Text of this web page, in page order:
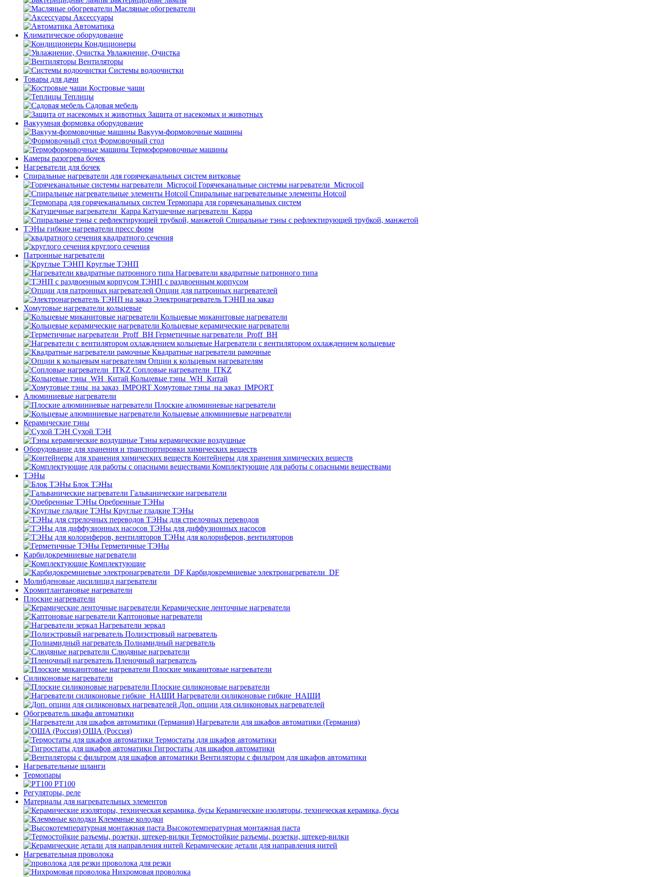
Масляные обогреватели
Аксессуары
Автоматика
Климатическое оборудование
Кондиционеры
Увлажнение, Очистка
Вентиляторы
Системы водоочистки
Товары для дачи
Костровые чаши
Теплицы
Садовая мебель
Защита от насекомых и животных
Вакуумная формовка оборудование
Вакуум-формовочные машины
Формовочный стол
Термоформовочные машины
Камеры разогрева бочек
Нагреватели для бочек
Спиральные нагреватели для горячеканальных систем витковые
Горячеканальные системы нагреватели_Microcoil
Спиральные нагревательные элементы Hotcoil
Термопара для горячеканальных систем
Катушечные нагреватели_Карра
Спиральные тэны с рефлектирующей трубкой, манжетой
ТЭНы гибкие нагреватели пресс форм
квадратного сечения
круглого сечения
Патронные нагреватели
Круглые ТЭНП
Нагреватели квадратные патронного типа
ТЭНП с раздвоенным корпусом
Опции для патронных нагревателей
Электронагреватель ТЭНП на заказ
Хомутовые нагреватели кольцевые
Кольцевые миканитовые нагреватели
Кольцевые керамические нагреватели
Герметичные нагреватели_Proff_BH
Нагреватели с вентилятором охлаждением кольцевые
Квадратные нагреватели рамочные
Опции к кольцевым нагревателям
Cопловые нагреватели_ITKZ
Кольцевые тэны_WH_Китай
Хомутовые тэны_на заказ_IMPORT
Алюминиевые нагреватели
Плоские алюминиевые нагреватели
Кольцевые алюминиевые нагреватели
Керамические тэны
Сухой ТЭН
Тэны керамические воздушные
Оборудование для хранения и транспортировки химических веществ
Контейнеры для хранения химических веществ
Комплектующие для работы с опасными веществами
ТЭНы
Блок ТЭНы
Гальванические нагреватели
Оребренные ТЭНы
Круглые гладкие ТЭНы
ТЭНы для стрелочных переводов
ТЭНы для диффузионных насосов
ТЭНы для колориферов, вентиляторов
Герметичные ТЭНы
Карбидокремниевые нагреватели
Комплектующие
Карбидокремниевые электронагреватели_DF
Молибденовые дисилицид нагреватели
Хромитлантановые нагреватели
Плоские нагреватели
Керамические ленточные нагреватели
Каптоновые нагреватели
Нагреватели зеркал
Полиэстровый нагреватель
Полиамидный нагреватель
Слюдяные нагреватели
Пленочный нагреватель
Плоские миканитовые нагреватели
Силиконовые нагреватели
Плоские силиконовые нагреватели
Нагреватели силиконовые гибкие_НАШИ
Доп. опции для силиконовых нагревателей
Обогреватель шкафа автоматики
Нагреватели для шкафов автоматики (Германия)
ОША (Россия)
Термостаты для шкафов автоматики
Гигростаты для шкафов автоматики
Вентиляторы с фильтром для шкафов автоматики
Нагревательные шланги
Термопары
PT100
Регуляторы, реле
Материалы для нагревательных элементов
Керамические изоляторы, техническая керамика, бусы
Клеммные колодки
Высокотемпературная монтажная паста
Термостойкие разъемы, розетки, штекер-вилки
Керамические детали для направления нитей
Нагревательная проволока
проволока для резки
Нихромовая проволока